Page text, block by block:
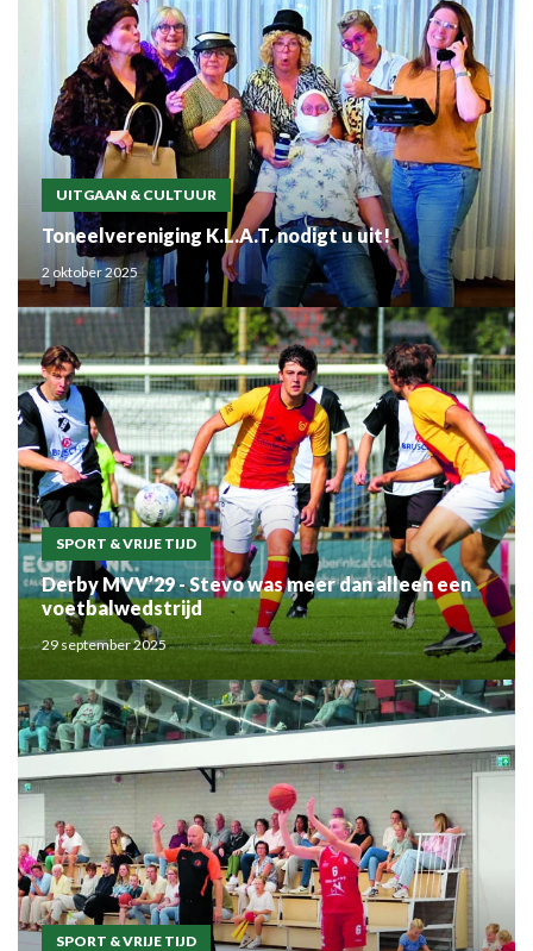
UITGAAN & CULTUUR
Toneelvereniging K.L.A.T. nodigt u uit!
2 oktober 2025
SPORT & VRIJE TIJD
Derby MVV’29 - Stevo was meer dan alleen een
voetbalwedstrijd
29 september 2025
SPORT & VRIJE TIJD